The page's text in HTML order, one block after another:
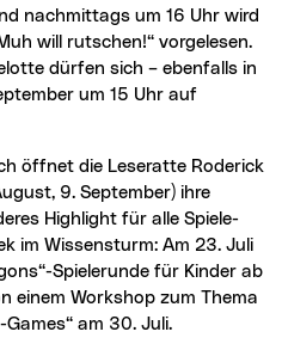
nachmittags um 16 Uhr wird
will rutschen!“ vorgelesen.
dürfen sich – ebenfalls in
um 15 Uhr auf
9. September) ihre
Highlight für alle Spiele-
im Wissensturm: Am 23. Juli
Spielerunde für Kinder ab
einem Workshop zum Thema
am 30. Juli.